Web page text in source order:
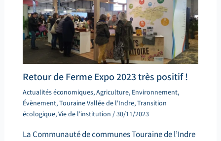
Retour de Ferme Expo 2023 très positif !
Actualités économiques,Agriculture, Environnement,
Évènement,Touraine Vallée de l'Indre,Transition
écologique,Vie de l'institution /30/11/2023
La Communauté de communes Touraine de l’Indre